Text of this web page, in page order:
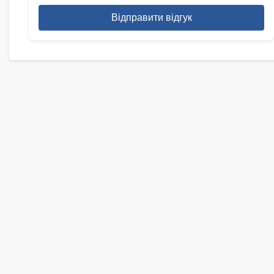
Відправити відгук